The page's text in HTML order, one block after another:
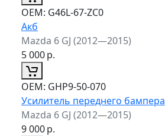
ОЕМ: G46L-67-ZC0
Акб
Mazda 6 GJ (2012—2015)
5 000р.
ОЕМ: GHP9-50-070
Усилитель переднего бампера
Mazda 6 GJ (2012—2015)
9 000р.